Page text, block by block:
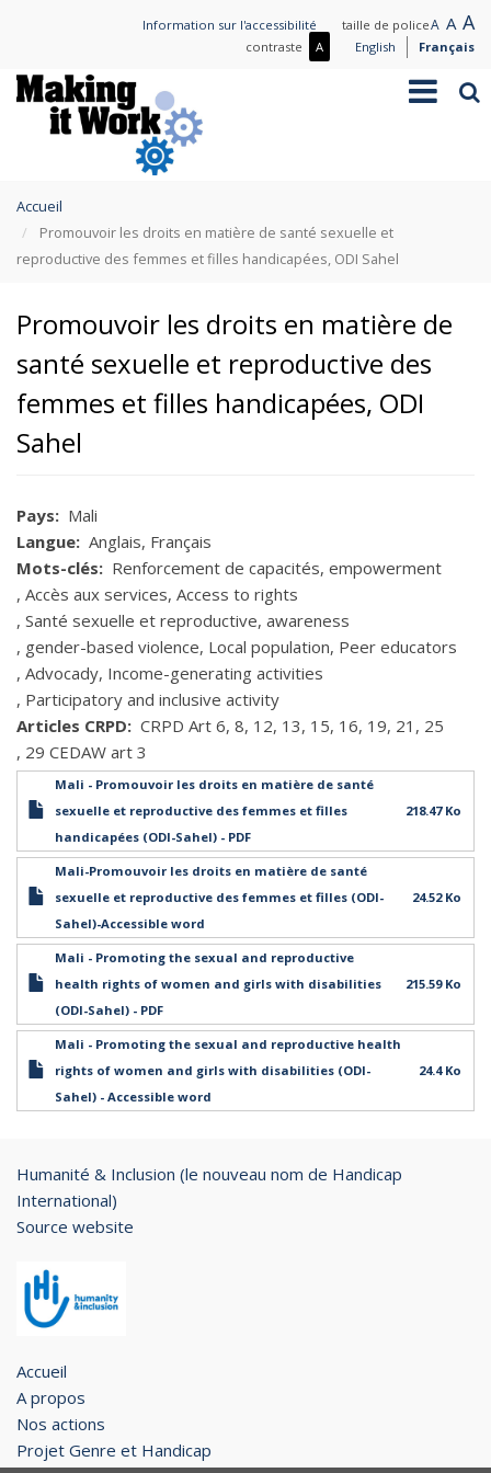
principal
Information sur l'accessibilité taille de policeA Small
text
A
text
A
contraste APlus
English Français
Toggle
are
here
Accueil
Promouvoir les droits en matière de santé sexuelle et
reproductive des femmes et filles handicapées, ODI Sahel
Promouvoir les droits en matière de
santé sexuelle et reproductive des
femmes et filles handicapées, ODI
Sahel
Pays
Mali
Langue Anglais Français
Mots-clés
Renforcement de capacités empowerment
Accès aux services Access to rights
Santé sexuelle et reproductive awareness
gender-based violence Local population Peer educators
Advocady Income-generating activities
Participatory and inclusive activity
Articles CRPD
CRPD Art 6 8 12 13 15 16 19 21
25
29 CEDAW art 3
Mali - Promouvoir les droits en matière de santé
sexuelle et reproductive des femmes et filles
handicapées (ODI-Sahel) - PDF
218.47 Ko
Mali-Promouvoir les droits en matière de santé
sexuelle et reproductive des femmes et filles (ODI-
Sahel)-Accessible word
24.52 Ko
Mali - Promoting the sexual and reproductive
health rights of women and girls with disabilities
(ODI-Sahel) - PDF
215.59 Ko
Mali - Promoting the sexual and reproductive health
rights of women and girls with disabilities (ODI-
Sahel) - Accessible word
24.4 Ko
Humanité & Inclusion (le nouveau nom de Handicap
International)
Source website
Accueil
A propos
Nos actions
Projet Genre et Handicap